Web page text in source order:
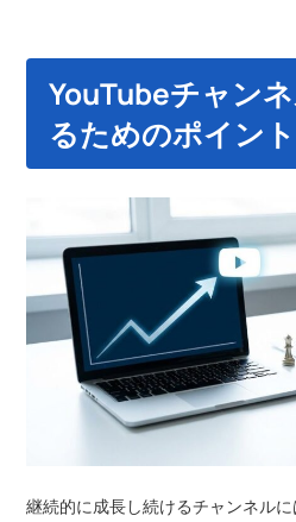
YouTubeチャン
るためのポイント
継続的に成長し続けるチャンネル